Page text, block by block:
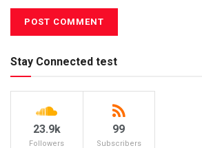
Stay Connected test
23.9k
Followers
99
Subscribers